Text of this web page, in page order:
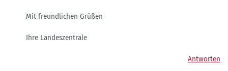
Mit freundlichen Grüßen
Ihre Landeszentrale
Antworten